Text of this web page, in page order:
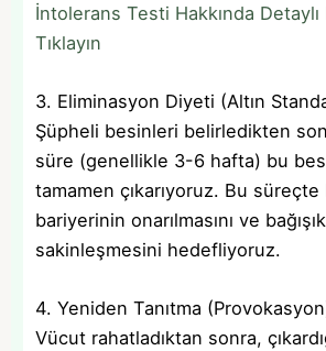
İntolerans Testi Hakkında
Tıklayın
3. Eliminasyon Diyeti (Altın
Şüpheli besinleri belirledikten
süre (genellikle 3-6 hafta) bu
tamamen çıkarıyoruz. Bu süreçte
bariyerinin onarılmasını ve
sakinleşmesini hedefliyoruz.
4. Yeniden Tanıtma
Vücut rahatladıktan sonra,